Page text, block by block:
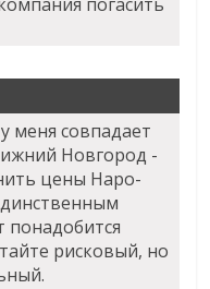
меня совпадает
Новгород -
цены Наро-
понадобится
рисковый, но